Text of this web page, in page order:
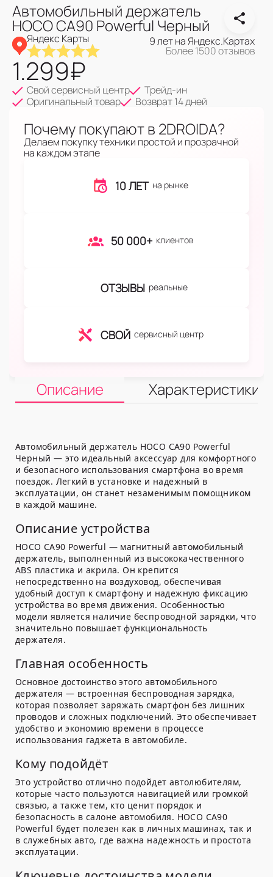
Автомобильный держатель
HOCO CA90 Powerful Черный
Яндекс Карты 9 лет на Яндекс.Картах
Более 1500 отзывов
1.299₽
Свой сервисный центр
Трейд-ин
Оригинальный товар
Возврат 14 дней
Почему покупают в 2DROIDA?
Делаем покупку техники простой и прозрачной
на каждом этапе
10 ЛЕТ на рынке
50 000+ клиентов
ОТЗЫВЫ реальные
СВОЙ сервисный центр
Описание Характеристики
Автомобильный держатель HOCO CA90 Powerful
Черный — это идеальный аксессуар для комфортного
и безопасного использования смартфона во время
поездок. Легкий в установке и надежный в
эксплуатации, он станет незаменимым помощником
в каждой машине.
Описание устройства
HOCO CA90 Powerful — магнитный автомобильный
держатель, выполненный из высококачественного
ABS пластика и акрила. Он крепится
непосредственно на воздуховод, обеспечивая
удобный доступ к смартфону и надежную фиксацию
устройства во время движения. Особенностью
модели является наличие беспроводной зарядки, что
значительно повышает функциональность
держателя.
Главная особенность
Основное достоинство этого автомобильного
держателя — встроенная беспроводная зарядка,
которая позволяет заряжать смартфон без лишних
проводов и сложных подключений. Это обеспечивает
удобство и экономию времени в процессе
использования гаджета в автомобиле.
Кому подойдёт
Это устройство отлично подойдет автолюбителям,
которые часто пользуются навигацией или громкой
связью, а также тем, кто ценит порядок и
безопасность в салоне автомобиля. HOCO CA90
Powerful будет полезен как в личных машинах, так и
в служебных авто, где важна надежность и простота
эксплуатации.